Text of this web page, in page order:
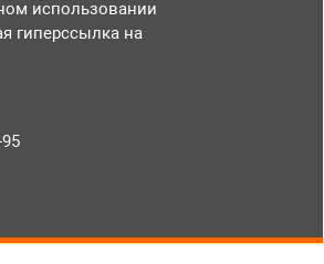
использовании
гиперссылка на